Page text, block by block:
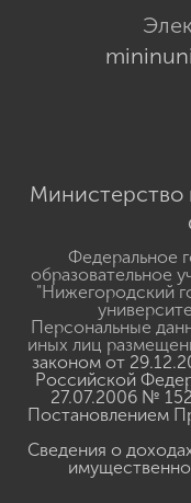
Министерство
Федеральное
образовательное
"Нижегородский
Персональные
иных лиц
законом от
Российской
27.07.2006 №
Постановлением
Сведения о